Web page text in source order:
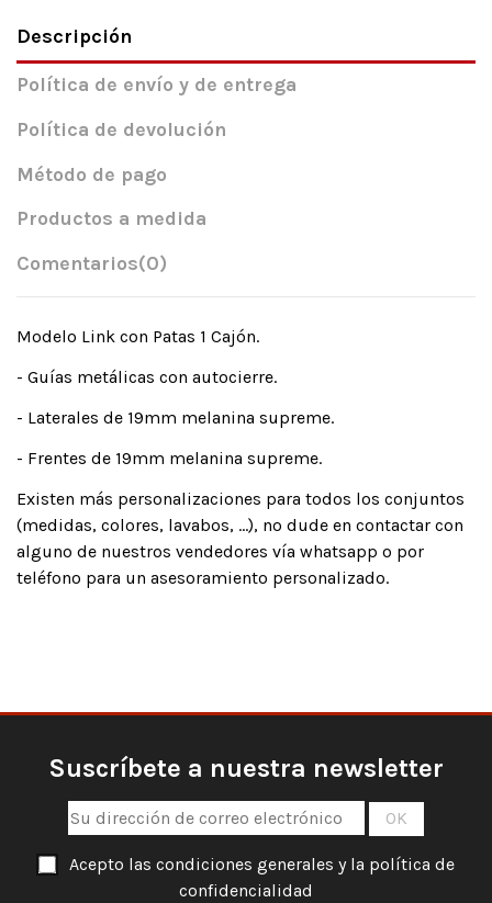
Descripción
Política de envío y de entrega
Política de devolución
Método de pago
Productos a medida
Comentarios(0)
Modelo Link con Patas 1 Cajón.
- Guías metálicas con autocierre.
- Laterales de 19mm melanina supreme.
- Frentes de 19mm melanina supreme.
Existen más personalizaciones para todos los conjuntos
(medidas, colores, lavabos, ...), no dude en contactar con
alguno de nuestros vendedores vía whatsapp o por
teléfono para un asesoramiento personalizado.
Suscríbete a nuestra newsletter
Acepto las condiciones generales y la política de
confidencialidad